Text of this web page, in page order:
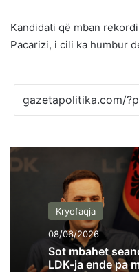
Kandidati që mban
Pacarizi, i cili ka humbur
Kryefaqja
08/06/2026
Sot mbahet
LDK-ja ende pa